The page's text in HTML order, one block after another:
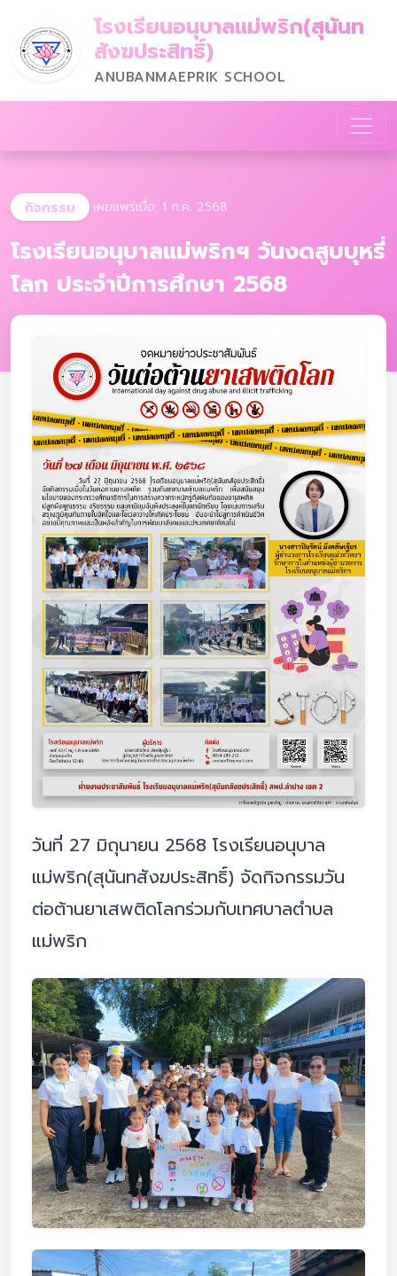
โรงเรียนอนุบาลแม่พริก(สุนันท
สังฆประสิทธิ์)
ANUBANMAEPRIK SCHOOL
กิจกรรม เผยแพร่เมื่อ: 1 ก.ค. 2568
โรงเรียนอนุบาลแม่พริกฯ วันงดสูบบุหรี่
โลก ประจำปีการศึกษา 2568
วันที่ 27 มิถุนายน 2568 โรงเรียนอนุบาล
แม่พริก(สุนันทสังฆประสิทธิ์) จัดกิจกรรมวัน
ต่อต้านยาเสพติดโลกร่วมกับเทศบาลตำบล
แม่พริก